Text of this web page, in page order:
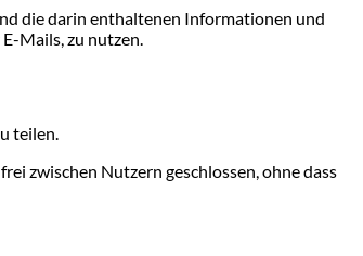
die darin enthaltenen Informationen und
Mails, zu nutzen.
teilen.
zwischen Nutzern geschlossen, ohne dass